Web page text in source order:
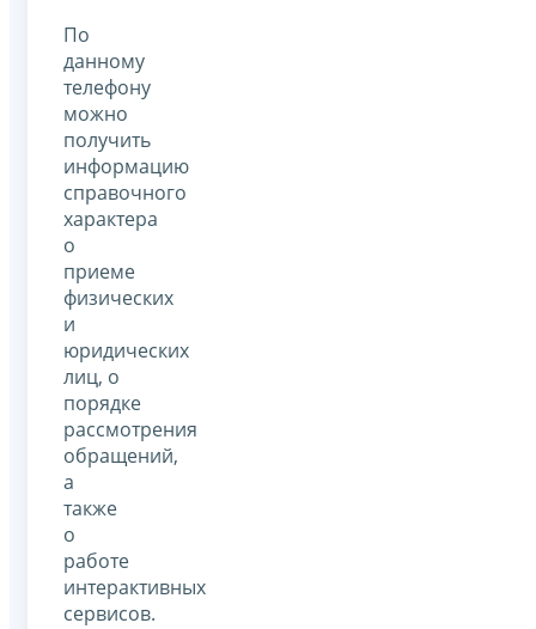
По
данному
телефону
можно
получить
информацию
справочного
характера
о
приеме
физических
и
юридических
лиц, о
порядке
рассмотрения
обращений,
а
также
о
работе
интерактивных
сервисов.